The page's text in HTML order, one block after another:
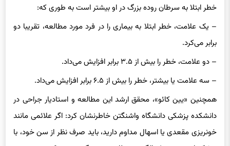
محققان همچنین دریافتند که هرچه فرد علائم بیشتری داشته باشد،
خطر ابتلا به سرطان روده بزرگ در او بیشتر است به طوری که:
– یک علامت، خطر ابتلا به بیماری را در فرد مورد مطالعه،‌ تقریبا دو
برابر می‌کرد.
– دو علامت، خطر را بیش از ۳.۵ برابر افزایش می‌داد.
– سه علامت یا بیشتر، خطر را بیش از ۶.۵ برابر افزایش می‌داد.
همچنین «یین کائو»، محقق ارشد این مطالعه و استادیار جراحی در
دانشکده پزشکی دانشگاه واشنگتن خاطرنشان کرد: اگر علائمی مانند